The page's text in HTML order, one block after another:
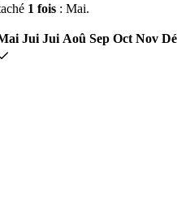
1 fois : Mai.
Jui Jui Aoû Sep Oct Nov